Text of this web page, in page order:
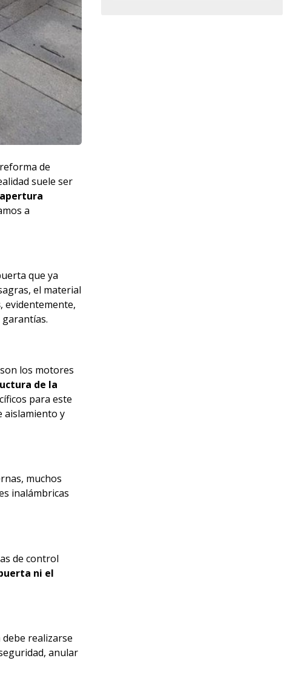
de
suele ser
apertura
a
que ya
el material
, evidentemente,
los motores
de la
para este
aislamiento y
muchos
inalámbricas
de control
ni el
debe realizarse
anular